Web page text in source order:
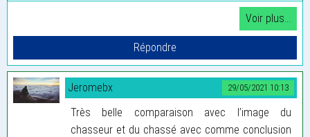
29/05/2021 10:13
Jeromebx
Très belle comparaison avec l’image du
chasseur et du chassé avec comme conclusion